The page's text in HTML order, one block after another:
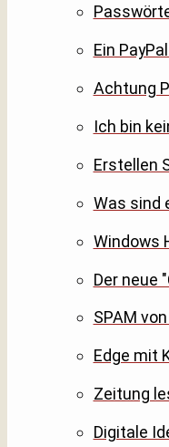
Ein
Achtung
Ich bin
Erstellen
Was sind
Windows
Der neue
SPAM
Edge mit
Zeitung
Digitale